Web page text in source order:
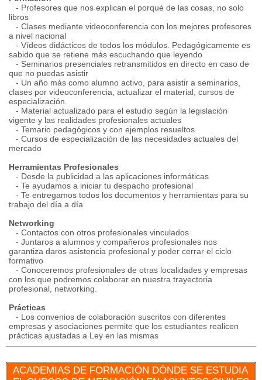
- Profesores que nos explican el porqué de las cosas, no solo
libros
- Clases mediante videoconferencia con los mejores profesores
a nivel nacional
- Vídeos didácticos de todos los módulos. Pedagógicamente es
sabido que se retiene más escuchando que leyendo
- Seminarios presenciales retransmitidos en directo en caso de
que no puedas asistir
- Un año más como alumno activo, para asistir a seminarios,
clases por videoconferencia, actualizar el material, cursos de
especialización.
- Material actualizado para el estudio según la legislación
vigente y las realidades profesionales actuales
- Temario pedagógicos y con ejemplos resueltos
- Cursos de especialización de las necesidades actuales del
mercado
Herramientas Profesionales
- Desde la publicidad a las aplicaciones informáticas
- Te ayudamos a iniciar tu despacho profesional
- Te entregamos todos los documentos y herramientas para su
trabajo del día a día
Networking
- Contactos con otros profesionales vinculados
- Juntaros a alumnos y compañeros profesionales nos
garantiza daros asistencia profesional y poder cerrar el ciclo
formativo
- Conoceremos profesionales de otras localidades y empresas
con los que podremos colaborar en nuestra trayectoria
profesional, networking.
Prácticas
- Los convenios de colaboración suscritos con diferentes
empresas y asociaciones permite que los estudiantes realicen
prácticas ajustadas a Ley en las mismas
ACADEMIAS DE FORMACIÓN DÓNDE SE ESTUDIA